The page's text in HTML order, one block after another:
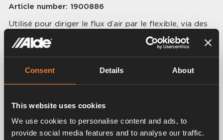
Consent Details About
This website uses cookies
We use cookies to personalise content and ads, to
provide social media features and to analyse our traffic.
Article number: 1900886
Utilisé pour diriger le flux d’air par le flexible, via des
Pour booster 1900630 et 1916630.
Raccord flexible: Ø 57 mm.
Related products